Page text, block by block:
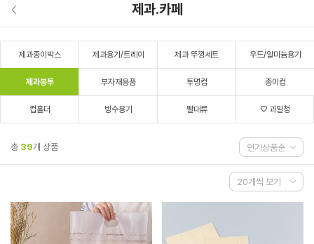
제과.카페
제과종이박스 제과용기/트레이 제과 뚜껑세트 우드/알미늄용기
제과봉투 부자재용품 투명컵 종이컵
컵홀더 빙수용기 빨대류 ♡ 과일청
총 39개 상품